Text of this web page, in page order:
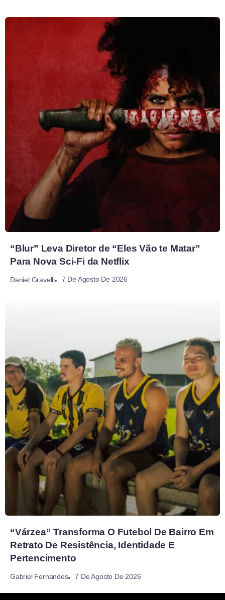
“Blur” Leva Diretor de “Eles Vão te Matar”
Para Nova Sci-Fi da Netflix
Daniel Gravelli 7 De Agosto De 2026
“Várzea” Transforma O Futebol De Bairro Em
Retrato De Resistência, Identidade E
Pertencimento
Gabriel Fernandes 7 De Agosto De 2026